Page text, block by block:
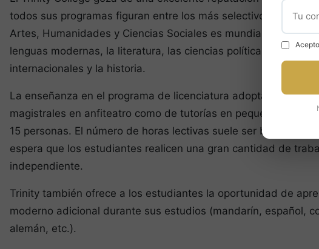
todos sus programas figuran entre los más selectivos del país.
Artes, Humanidades y Ciencias Sociales es mundialmente
lenguas modernas, la literatura, las ciencias políticas, los
internacionales y la historia.
La enseñanza en el programa de licenciatura adopta la forma
magistrales en anfiteatro como de tutorías en pequeños
15 personas. El número de horas lectivas suele ser bastante
espera que los estudiantes realicen una gran cantidad de
independiente.
Trinity también ofrece a los estudiantes la oportunidad de
moderno adicional durante sus estudios (mandarín, español,
alemán, etc.).